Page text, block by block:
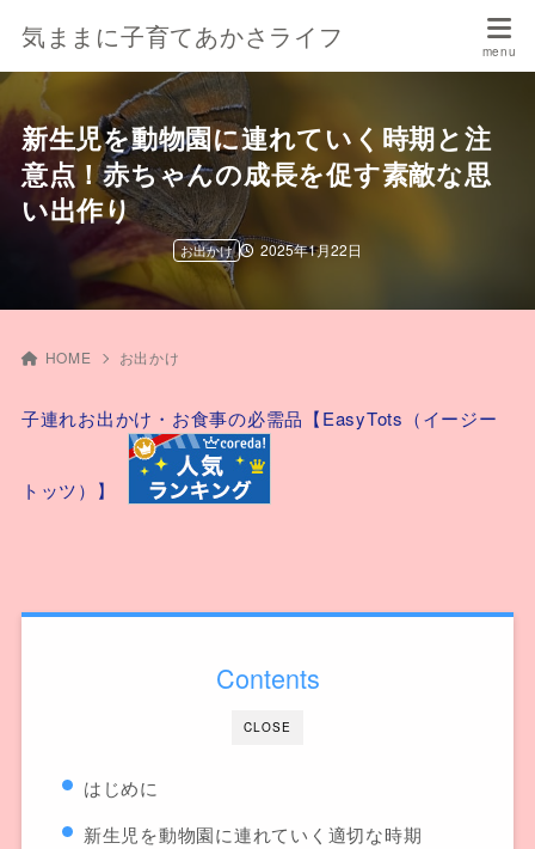
気ままに子育てあかさライフ
新生児を動物園に連れていく時期と注
意点！赤ちゃんの成長を促す素敵な思
い出作り
2025年1月22日
お出かけ
HOME お出かけ
子連れお出かけ・お食事の必需品【EasyTots（イージー
トッツ）】
CLOSE
Contents
はじめに
新生児を動物園に連れていく適切な時期